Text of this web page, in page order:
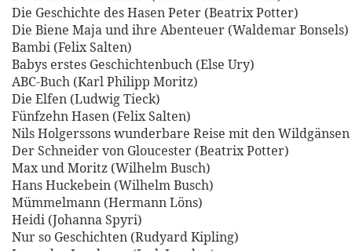
Die Geschichte des Hasen Peter (Beatrix Potter)
Die Biene Maja und ihre Abenteuer (Waldemar Bonsels)
Bambi (Felix Salten)
Babys erstes Geschichtenbuch (Else Ury)
ABC-Buch (Karl Philipp Moritz)
Die Elfen (Ludwig Tieck)
Fünfzehn Hasen (Felix Salten)
Nils Holgerssons wunderbare Reise mit den
Der Schneider von Gloucester (Beatrix Potter)
Max und Moritz (Wilhelm Busch)
Hans Huckebein (Wilhelm Busch)
Mümmelmann (Hermann Löns)
Heidi (Johanna Spyri)
Nur so Geschichten (Rudyard Kipling)